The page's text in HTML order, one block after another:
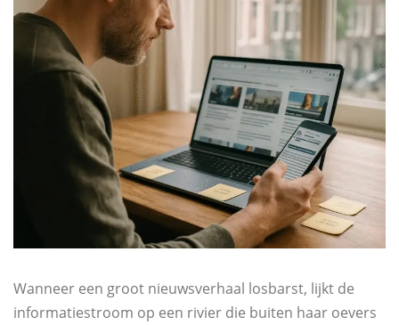
Wanneer een groot nieuwsverhaal losbarst, lijkt de
informatiestroom op een rivier die buiten haar oevers